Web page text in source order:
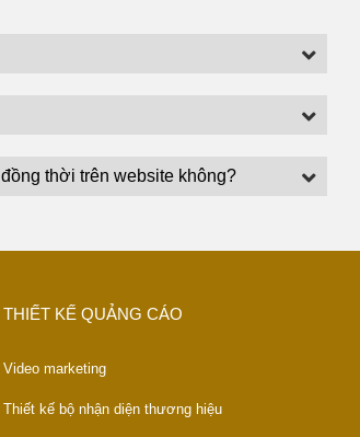
thời trên website không?
THIẾT KẾ QUẢNG CÁO
Video marketing
Thiết kế bộ nhận diện thương hiệu